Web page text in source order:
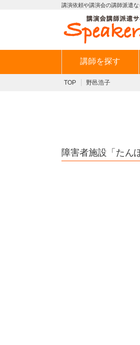
講演依頼や講演会の講師派遣
講師を探す
TOP 野邑浩子
障害者施設「たん